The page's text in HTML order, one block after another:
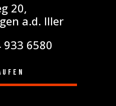
20,
a.d. Iller
933 6580